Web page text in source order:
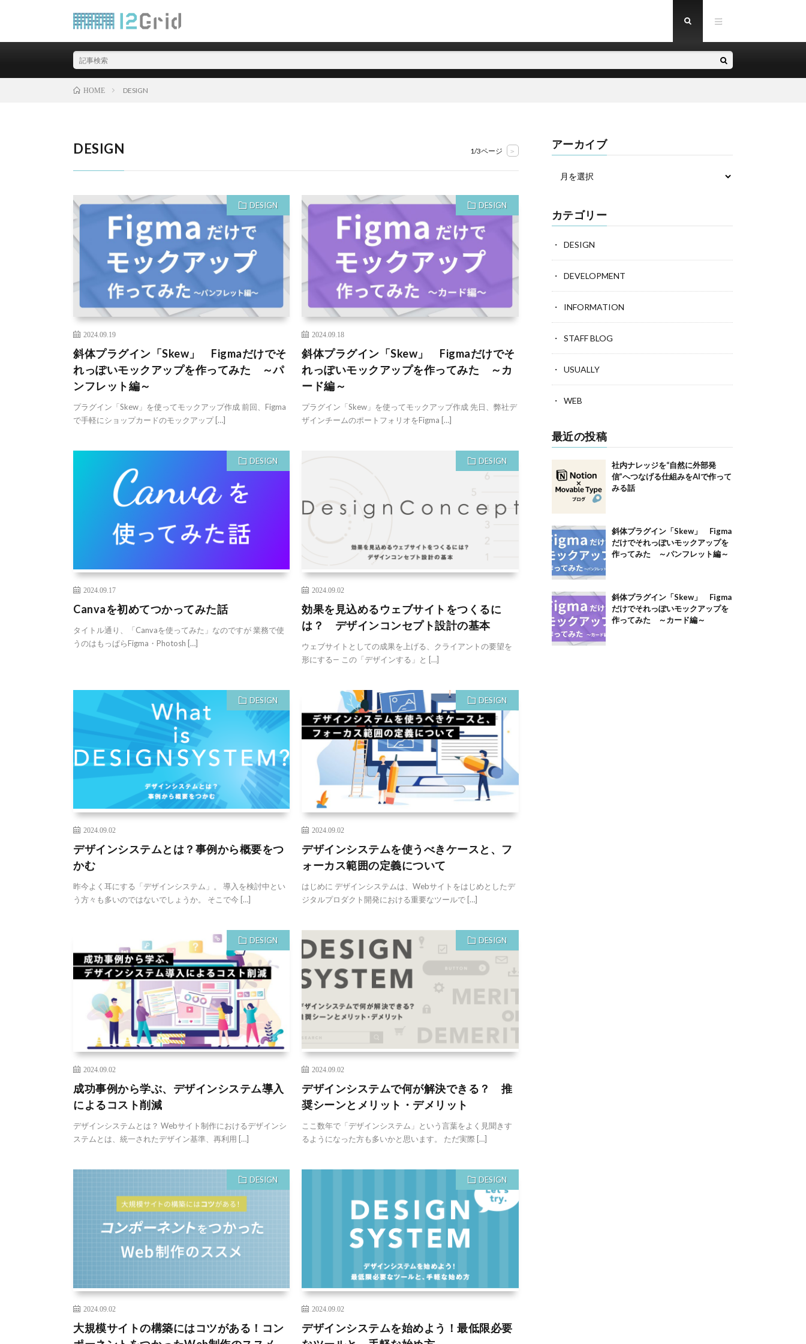
HOME DESIGN
DESIGN 1/3ページ >
DESIGN
2024.09.19
斜体プラグイン「Skew」 Figmaだけでそ
れっぽいモックアップを作ってみた ～パ
ンフレット編～
プラグイン「Skew」を使ってモックアップ作成 前回、Figma
で手軽にショップカードのモックアップ […]
DESIGN
2024.09.18
斜体プラグイン「Skew」 Figmaだけでそ
れっぽいモックアップを作ってみた ～カ
ード編～
プラグイン「Skew」を使ってモックアップ作成 先日、弊社デ
ザインチームのポートフォリオをFigma […]
DESIGN
2024.09.17
Canvaを初めてつかってみた話
タイトル通り、「Canvaを使ってみた」なのですが 業務で使
うのはもっぱらFigma・Photosh […]
DESIGN
2024.09.02
効果を見込めるウェブサイトをつくるに
は？ デザインコンセプト設計の基本
ウェブサイトとしての成果を上げる、クライアントの要望を
形にする— この「デザインする」と […]
DESIGN
2024.09.02
デザインシステムとは？事例から概要をつ
かむ
昨今よく耳にする「デザインシステム」。 導入を検討中とい
う方々も多いのではないでしょうか。 そこで今 […]
DESIGN
2024.09.02
デザインシステムを使うべきケースと、フ
ォーカス範囲の定義について
はじめに デザインシステムは、Webサイトをはじめとしたデ
ジタルプロダクト開発における重要なツールで […]
DESIGN
2024.09.02
成功事例から学ぶ、デザインシステム導入
によるコスト削減
デザインシステムとは？ Webサイト制作におけるデザインシ
ステムとは、統一されたデザイン基準、再利用 […]
DESIGN
2024.09.02
デザインシステムで何が解決できる？ 推
奨シーンとメリット・デメリット
ここ数年で「デザインシステム」という言葉をよく見聞きす
るようになった方も多いかと思います。 ただ実際 […]
DESIGN
2024.09.02
大規模サイトの構築にはコツがある！コン
DESIGN
2024.09.02
デザインシステムを始めよう！最低限必要
アーカイブ
カテゴリー
DESIGN
DEVELOPMENT
INFORMATION
STAFF BLOG
USUALLY
WEB
最近の投稿
社内ナレッジを“自然に外部発
信”へつなげる仕組みをAIで作って
みる話
斜体プラグイン「Skew」 Figma
だけでそれっぽいモックアップを
作ってみた ～パンフレット編～
斜体プラグイン「Skew」 Figma
だけでそれっぽいモックアップを
作ってみた ～カード編～